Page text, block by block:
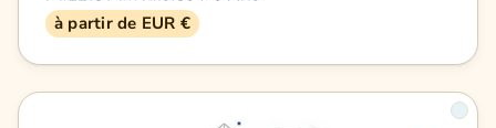
à partir de EUR €